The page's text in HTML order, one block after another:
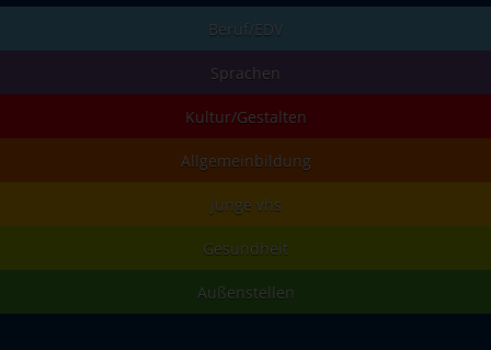
Beruf/EDV
Sprachen
Kultur/Gestalten
Allgemeinbildung
junge vhs
Gesundheit
Außenstellen